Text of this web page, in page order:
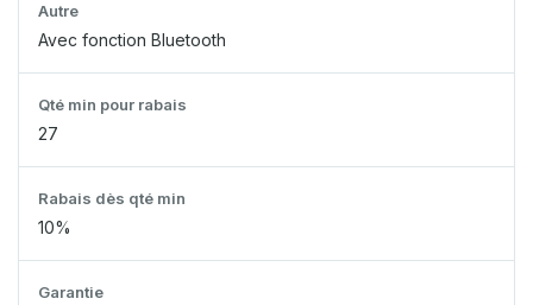
Autre
Avec fonction Bluetooth
Qté min pour rabais
27
Rabais dès qté min
10%
Garantie